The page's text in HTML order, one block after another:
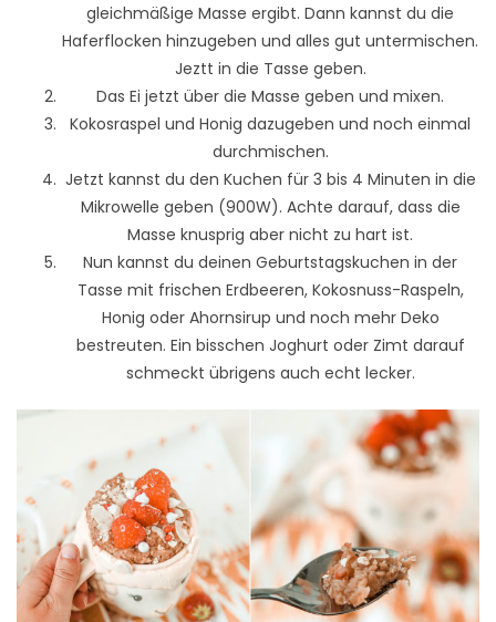
gleichmäßige Masse ergibt. Dann kannst du die
Haferflocken hinzugeben und alles gut untermischen.
Jeztt in die Tasse geben.
Das Ei jetzt über die Masse geben und mixen.
Kokosraspel und Honig dazugeben und noch einmal
durchmischen.
Jetzt kannst du den Kuchen für 3 bis 4 Minuten in die
Mikrowelle geben (900W). Achte darauf, dass die
Masse knusprig aber nicht zu hart ist.
Nun kannst du deinen Geburtstagskuchen in der
Tasse mit frischen Erdbeeren, Kokosnuss-Raspeln,
Honig oder Ahornsirup und noch mehr Deko
bestreuten. Ein bisschen Joghurt oder Zimt darauf
schmeckt übrigens auch echt lecker.